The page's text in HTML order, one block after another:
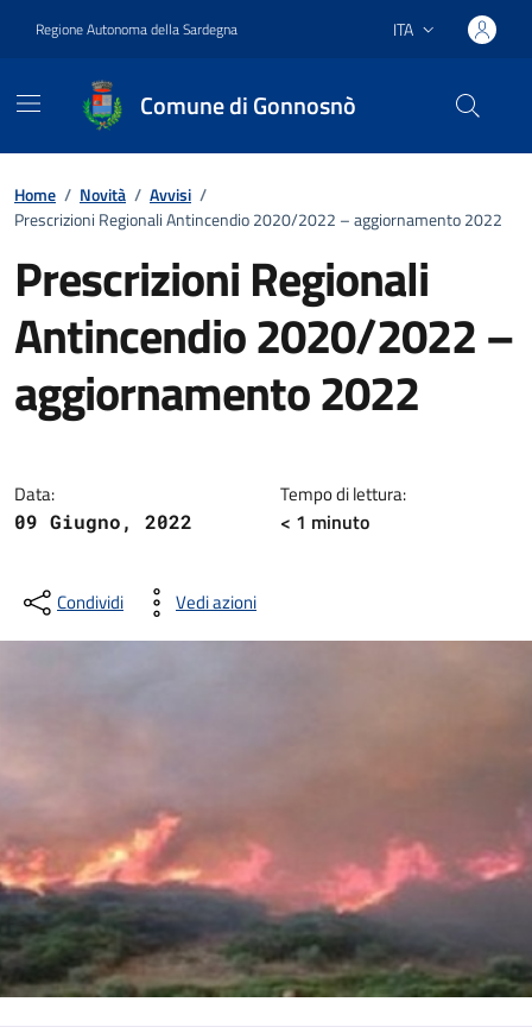
Regione Autonoma della Sardegna Lingua attiva:
ITA
Comune di Gonnosnò
Home / Novità / Avvisi /
Prescrizioni Regionali Antincendio 2020/2022 – aggiornamento 2022
Prescrizioni Regionali
Antincendio 2020/2022 –
aggiornamento 2022
Data:
09 Giugno, 2022
Tempo di lettura:
< 1 minuto
Condividi Vedi azioni